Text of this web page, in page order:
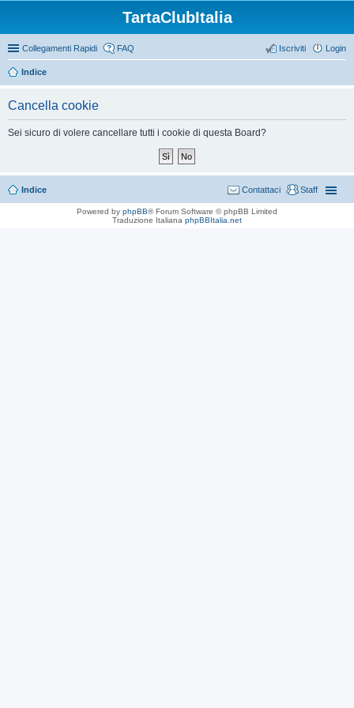
TartaClubItalia
Collegamenti Rapidi FAQ Login
Iscriviti
Indice
Cancella cookie
Sei sicuro di volere cancellare tutti i cookie di questa Board?
Indice Staff
Contattaci
Powered by phpBB® Forum Software © phpBB Limited
Traduzione Italiana phpBBItalia.net